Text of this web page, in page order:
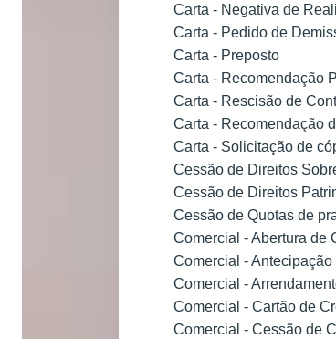
Carta - Negativa de
Carta - Pedido de
Carta - Preposto
Carta - Recomendação
Carta - Rescisão de
Carta - Recomendação
Carta - Solicitação de
Cessão de Direitos
Cessão de Direitos
Cessão de Quotas de
Comercial - Abertura de
Comercial -
Comercial -
Comercial - Cartão de
Comercial - Cessão de